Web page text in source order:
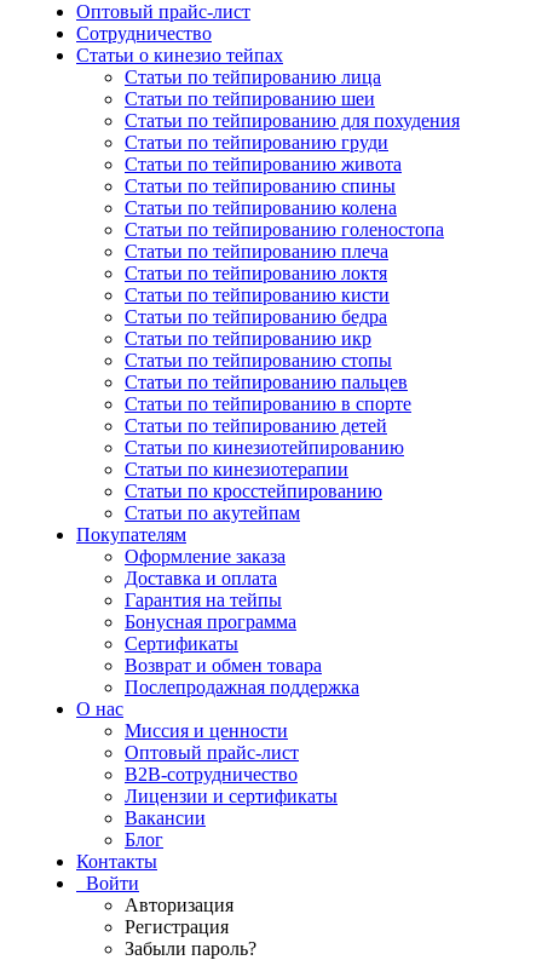
Оптовый прайс-лист
Сотрудничество
Статьи о кинезио тейпах
Статьи по тейпированию лица
Статьи по тейпированию шеи
Статьи по тейпированию для похудения
Статьи по тейпированию груди
Статьи по тейпированию живота
Статьи по тейпированию спины
Статьи по тейпированию колена
Статьи по тейпированию голеностопа
Статьи по тейпированию плеча
Статьи по тейпированию локтя
Статьи по тейпированию кисти
Статьи по тейпированию бедра
Статьи по тейпированию икр
Статьи по тейпированию стопы
Статьи по тейпированию пальцев
Статьи по тейпированию в спорте
Статьи по тейпированию детей
Статьи по кинезиотейпированию
Статьи по кинезиотерапии
Статьи по кросстейпированию
Статьи по акутейпам
Покупателям
Оформление заказа
Доставка и оплата
Гарантия на тейпы
Бонусная программа
Сертификаты
Возврат и обмен товара
Послепродажная поддержка
О нас
Миссия и ценности
Оптовый прайс-лист
В2В-сотрудничество
Лицензии и сертификаты
Вакансии
Блог
Контакты
Войти
Авторизация
Регистрация
Забыли пароль?